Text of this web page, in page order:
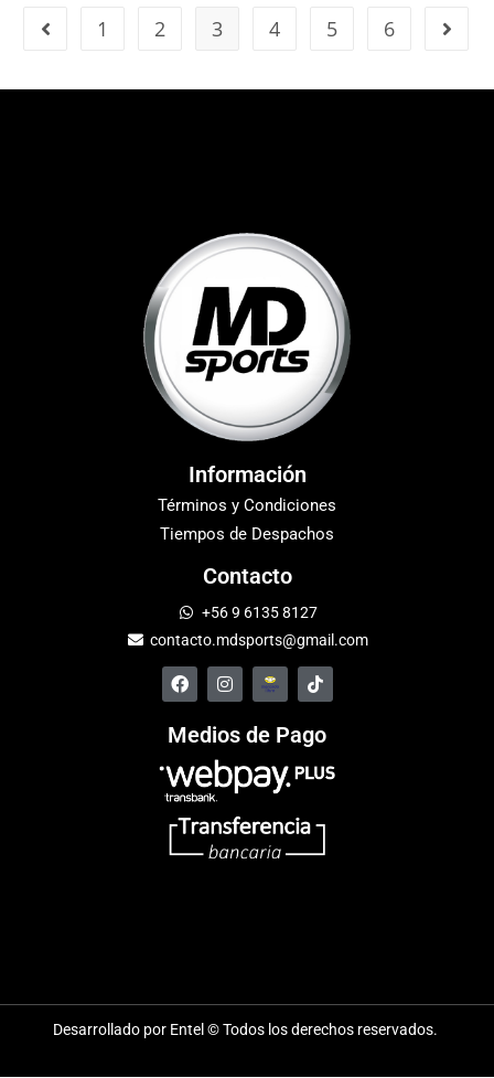
1 2 3 4 5 6
Información
Términos y Condiciones
Tiempos de Despachos
Contacto
+56 9 6135 8127
contacto.mdsports@gmail.com
Medios de Pago
Desarrollado por Entel © Todos los derechos reservados.